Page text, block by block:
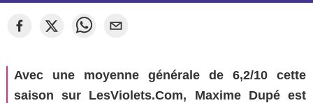
Avec une moyenne générale de 6,2/10 cette
saison sur LesViolets.Com, Maxime Dupé est